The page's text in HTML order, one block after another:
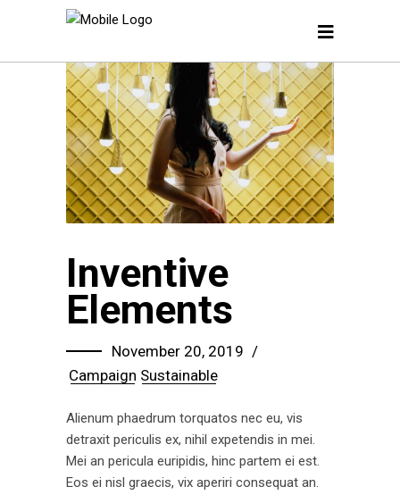
Inventive
Elements
November 20, 2019
Campaign Sustainable
Alienum phaedrum torquatos nec eu, vis
detraxit periculis ex, nihil expetendis in mei.
Mei an pericula euripidis, hinc partem ei est.
Eos ei nisl graecis, vix aperiri consequat an.